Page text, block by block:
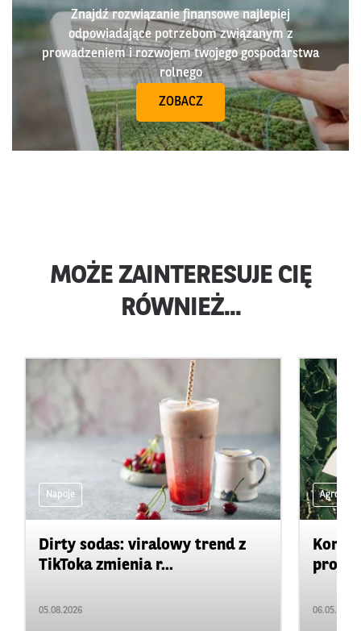
Znajdź rozwiązanie finansowe najlepiej
odpowiadające potrzebom związanym z
prowadzeniem i rozwojem twojego gospodarstwa
rolnego
ZOBACZ
MOŻE ZAINTERESUJE CIĘ
RÓWNIEŻ...
Napoje
Dirty sodas: viralowy trend z
TikToka zmienia r...
05.08.2026
Agro na
06.05.2026